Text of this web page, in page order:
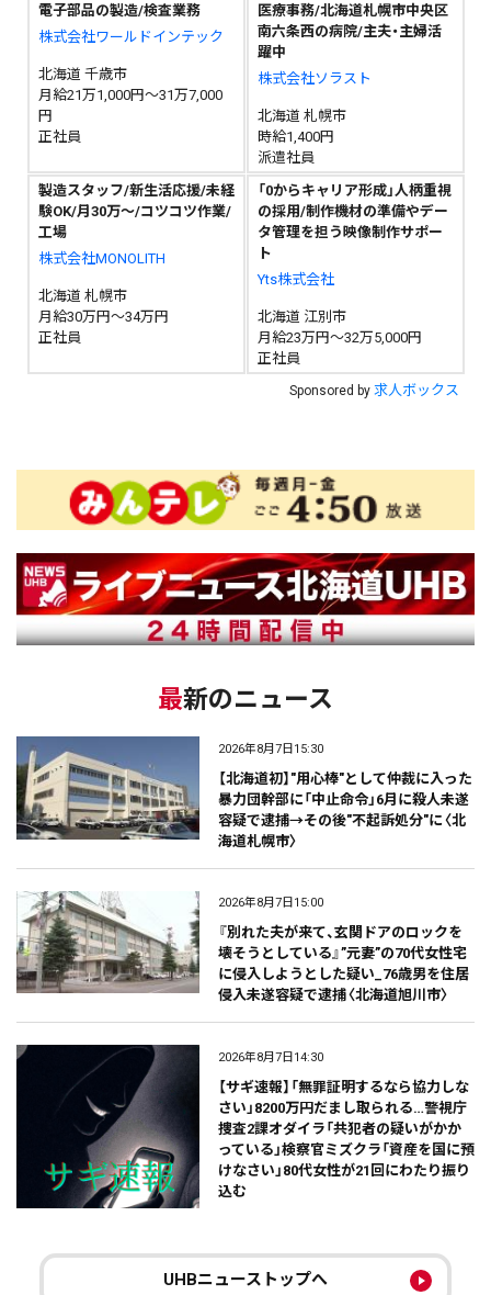
電子部品の製造/検査業務
株式会社ワールドインテック
北海道 千歳市
月給21万1,000円～31万7,000
円
正社員
医療事務/北海道札幌市中央区
南六条西の病院/主夫・主婦活
躍中
株式会社ソラスト
北海道 札幌市
時給1,400円
派遣社員
製造スタッフ/新生活応援/未経
験OK/月30万～/コツコツ作業/
工場
株式会社MONOLITH
北海道 札幌市
月給30万円～34万円
正社員
「0からキャリア形成」人柄重視
の採用/制作機材の準備やデー
タ管理を担う映像制作サポー
ト
Yts株式会社
北海道 江別市
月給23万円～32万5,000円
正社員
Sponsored by 求人ボックス
最新のニュース
2026年8月7日15:30
【北海道初】"用心棒"として仲裁に入った
暴力団幹部に「中止命令」6月に殺人未遂
容疑で逮捕→その後"不起訴処分"に〈北
海道札幌市〉
2026年8月7日15:00
『別れた夫が来て、玄関ドアのロックを
壊そうとしている』”元妻”の70代女性宅
に侵入しようとした疑い_76歳男を住居
侵入未遂容疑で逮捕〈北海道旭川市〉
2026年8月7日14:30
【サギ速報】「無罪証明するなら協力しな
さい」8200万円だまし取られる…警視庁
捜査2課オダイラ「共犯者の疑いがかか
っている」検察官ミズクラ「資産を国に預
けなさい」80代女性が21回にわたり振り
込む
UHBニューストップへ